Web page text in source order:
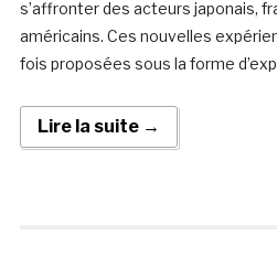
s’affronter des acteurs japonais,
américains. Ces nouvelles
fois proposées sous la forme
Lire la suite →